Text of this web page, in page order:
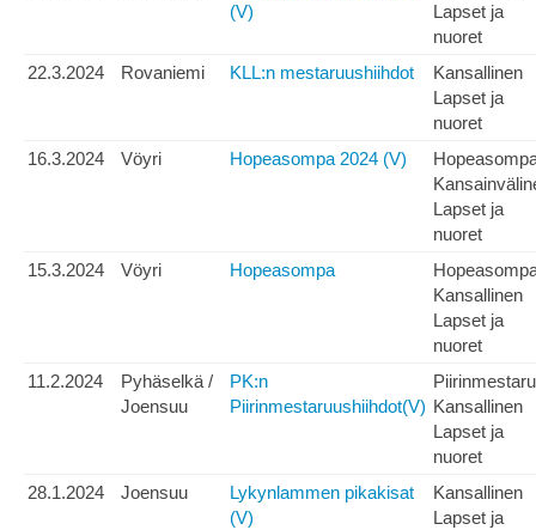
(V)
Lapset ja
nuoret
22.3.2024
Rovaniemi KLL:n mestaruushiihdot
Kansallinen
Lapset ja
nuoret
16.3.2024
Vöyri Hopeasompa 2024 (V)
Lapset ja
nuoret
15.3.2024
Vöyri Hopeasompa
Kansallinen
Lapset ja
nuoret
11.2.2024
Pyhäselkä /
Joensuu
PK:n
Piirinmestaruushiihdot(V) Kansallinen
Lapset ja
nuoret
28.1.2024
Joensuu
Lykynlammen pikakisat
(V)
Kansallinen
Lapset ja